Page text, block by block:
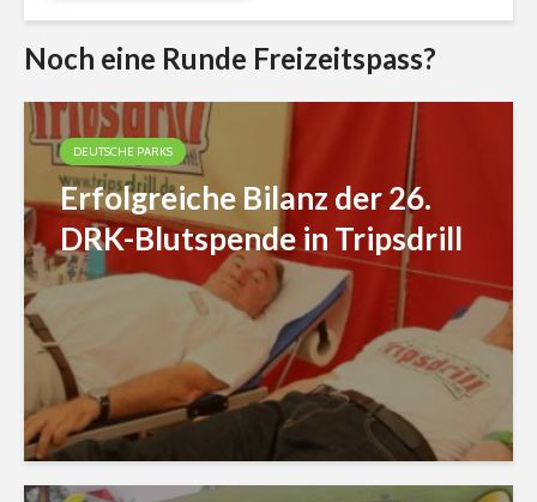
Noch eine Runde Freizeitspass?
DEUTSCHE PARKS
Erfolgreiche Bilanz der 26.
DRK-Blutspende in Tripsdrill